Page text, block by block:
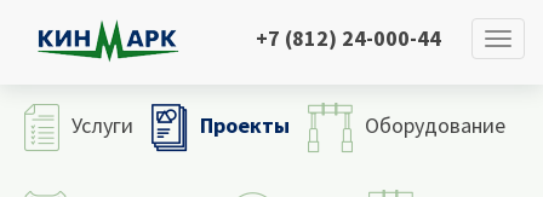
+7 (812) 24-000-44
Услуги Проекты Оборудование